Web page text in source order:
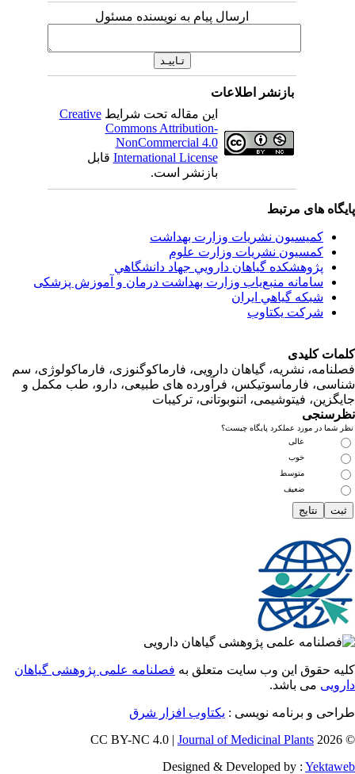
ارسال پیام به نویسنده مسئول
بازنشر اطلاعات
این مقاله تحت شرایط Creative
Commons Attribution-
NonCommercial 4.0
International Licenseقابل
بازنشر است.
های مرتبط
کمیسیون نشریات وزارت بهداشت
کمسیون نشریات وزارت علوم
پژوهشكده گياهان دارويي جهاد دانشگاهي
سامانه منبع‌ياب وزارت بهداشت درمان و آموزش پزشکی
شبكه گياهي ايران
شرکت یکتاوب
کلیدی
نشریه، گیاهان دارویی، فارماکوگنوزی، فارماکولوژی، سم
فارماسوتیکس، فرآورده های طبیعی، دارو، طب مکمل و
فیتوشیمی، اتنوبوتانی، ترکیبات
در مورد عملکرد پایگاه چیست؟
متوسط
ضعیف
حقوق این وب سایت متعلق بهفصلنامه علمی پژوهشی گیاهان
می باشد.
و برنامه نویسی :یکتاوب افزار شرق
Journal of Medicinal Plants
Designed & Developed by :